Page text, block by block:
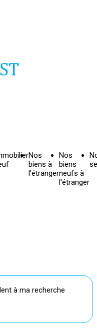
Nos
biens à
l'étranger
Nos
biens
neufs à
l'étranger
à ma recherche